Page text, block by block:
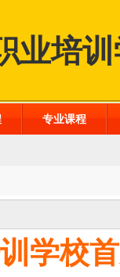
业培
专业课程
学校